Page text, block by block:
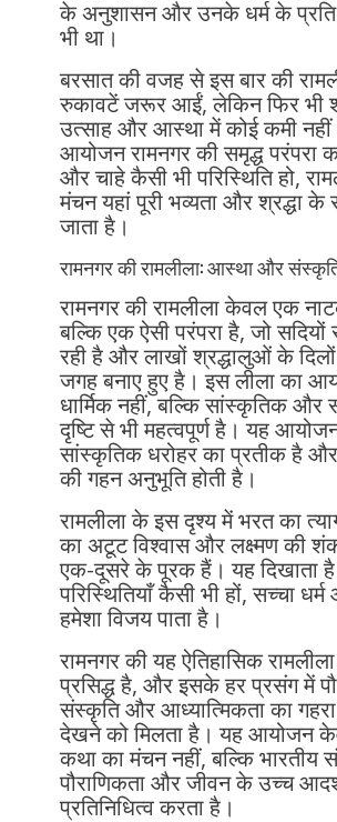
के अनुशासन और उनके धर्म के प्रति
भी था।
बरसात की वजह से इस बार की
रुकावटें जरूर आईं, लेकिन फिर भी
उत्साह और आस्था में कोई कमी
आयोजन रामनगर की समृद्ध परंपरा
और चाहे कैसी भी परिस्थिति हो,
मंचन यहां पूरी भव्यता और श्रद्धा के
जाता है।
रामनगर की रामलीला: आस्था और
रामनगर की रामलीला केवल एक
बल्कि एक ऐसी परंपरा है, जो
रही है और लाखों श्रद्धालुओं के
जगह बनाए हुए है। इस लीला का
धार्मिक नहीं, बल्कि सांस्कृतिक और
दृष्टि से भी महत्वपूर्ण है। यह
सांस्कृतिक धरोहर का प्रतीक है
की गहन अनुभूति होती है।
रामलीला के इस दृश्य में भरत का
का अटूट विश्वास और लक्ष्मण की
एक-दूसरे के पूरक हैं। यह दिखाता
परिस्थितियाँ कैसी भी हों, सच्चा
हमेशा विजय पाता है।
रामनगर की यह ऐतिहासिक
प्रसिद्ध है, और इसके हर प्रसंग में
संस्कृति और आध्यात्मिकता का
देखने को मिलता है। यह आयोजन
कथा का मंचन नहीं, बल्कि भारतीय
पौराणिकता और जीवन के उच्च
प्रतिनिधित्व करता है।